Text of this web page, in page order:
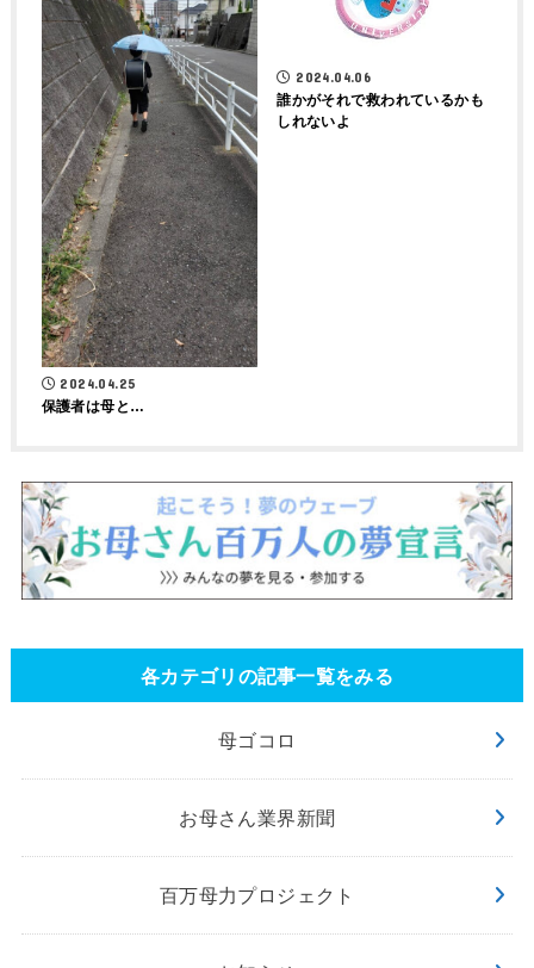
2024.04.25
保護者は母と…
2024.04.06
誰かがそれで救われているかも
しれないよ
各カテゴリの記事一覧をみる
母ゴコロ
お母さん業界新聞
百万母力プロジェクト